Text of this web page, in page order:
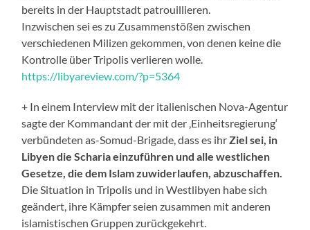
bereits in der Hauptstadt patrouillieren.
Inzwischen sei es zu Zusammenstößen zwischen
verschiedenen Milizen gekommen, von denen keine die
Kontrolle über Tripolis verlieren wolle.
https://libyareview.com/?p=5364
+ In einem Interview mit der italienischen Nova-Agentur
sagte der Kommandant der mit der ‚Einheitsregierung‘
verbündeten as-Somud-Brigade, dass es ihrZiel sei, in
Libyen die Scharia einzuführen und alle westlichen
Gesetze, die dem Islam zuwiderlaufen, abzuschaffen.
Die Situation in Tripolis und in Westlibyen habe sich
geändert, ihre Kämpfer seien zusammen mit anderen
islamistischen Gruppen zurückgekehrt.